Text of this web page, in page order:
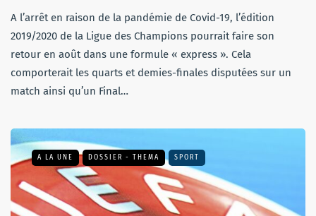
A l’arrêt en raison de la pandémie de Covid-19, l’édition
2019/2020 de la Ligue des Champions pourrait faire son
retour en août dans une formule « express ». Cela
comporterait les quarts et demies-finales disputées sur un
match ainsi qu’un Final…
A LA UNE DOSSIER - THEMA SPORT